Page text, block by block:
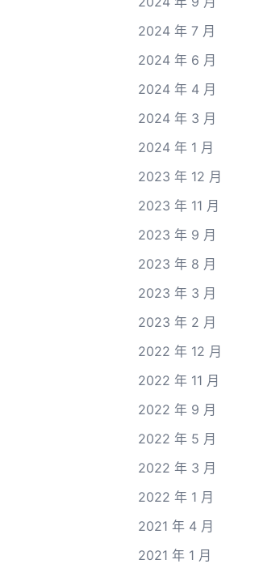
2024 年 7 月
2024 年 6 月
2024 年 4 月
2024 年 3 月
2024 年 1 月
2023 年 12 月
2023 年 11 月
2023 年 9 月
2023 年 8 月
2023 年 3 月
2023 年 2 月
2022 年 12 月
2022 年 11 月
2022 年 9 月
2022 年 5 月
2022 年 3 月
2022 年 1 月
2021 年 4 月
2021 年 1 月